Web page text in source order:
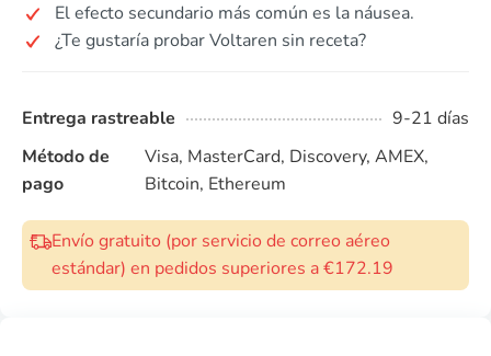
El efecto secundario más común es la náusea.
¿Te gustaría probar Voltaren sin receta?
Entrega rastreable
9-21 días
Método de
pago
Visa, MasterCard, Discovery, AMEX,
Bitcoin, Ethereum
Envío gratuito (por servicio de correo aéreo
estándar) en pedidos superiores a €172.19